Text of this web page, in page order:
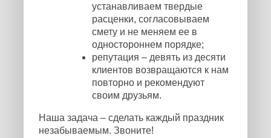
устанавливаем твердые
расценки, согласовываем
смету и не меняем ее в
одностороннем порядке;
репутация – девять из десяти
клиентов возвращаются к нам
повторно и рекомендуют
своим друзьям.
Наша задача – сделать каждый праздник
незабываемым. Звоните!